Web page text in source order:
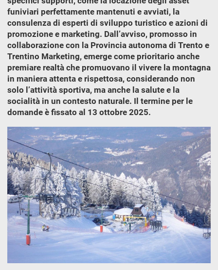
funiviari perfettamente mantenuti e avviati, la
consulenza di esperti di sviluppo turistico e azioni di
promozione e marketing. Dall’avviso, promosso in
collaborazione con la Provincia autonoma di Trento e
Trentino Marketing, emerge come prioritario anche
premiare realtà che promuovano il vivere la montagna
in maniera attenta e rispettosa, considerando non
solo l’attività sportiva, ma anche la salute e la
socialità in un contesto naturale. Il termine per le
domande è fissato al 13 ottobre 2025.